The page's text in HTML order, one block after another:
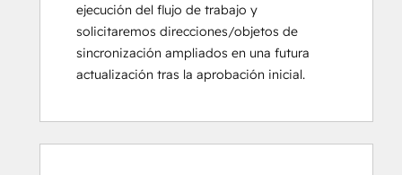
ejecución del flujo de trabajo y
solicitaremos direcciones/objetos de
sincronización ampliados en una futura
actualización tras la aprobación inicial.